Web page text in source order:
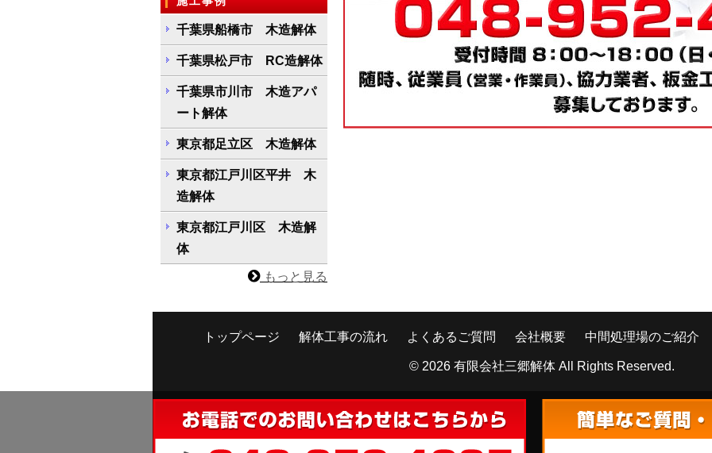
千葉県船橋市 木造解体
千葉県松戸市 RC造解体
千葉県市川市 木造アパ
ート解体
東京都足立区 木造解体
東京都江戸川区平井 木
造解体
東京都江戸川区 木造解
体
もっと見る
トップページ 解体工事の流れ よくあるご質問 会社概要 中間処理場のご紹介
© 2026 有限会社三郷解体 All Rights Reserved.